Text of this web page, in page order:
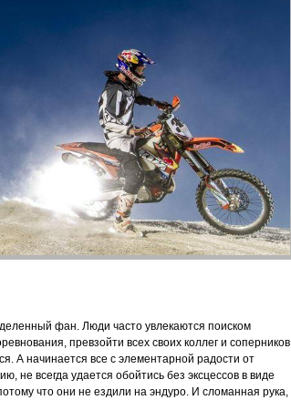
фан. Люди часто увлекаются поиском
превзойти всех своих коллег и соперников
А начинается все с элементарной радости от
не всегда удается обойтись без эксцессов в виде
что они не ездили на эндуро. И сломанная рука,